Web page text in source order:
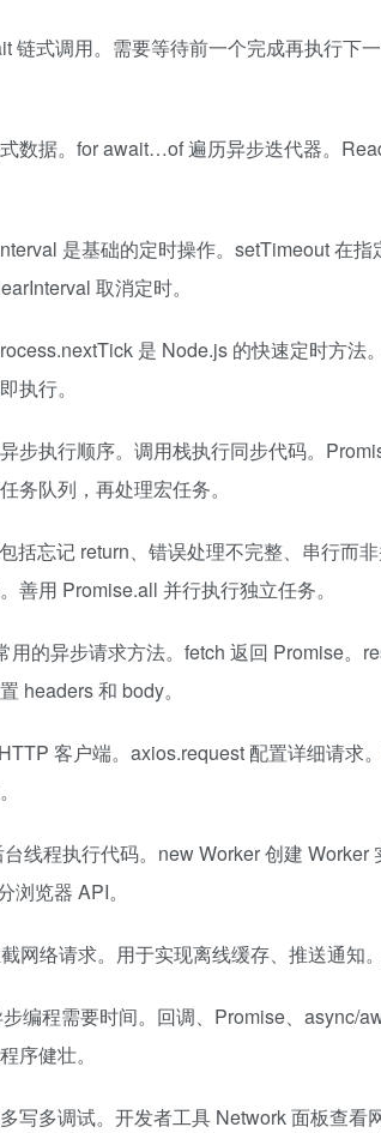
链式调用。需要等待前一个完成再执行下
数据。for await…of 遍历异步迭代器。
是基础的定时操作。setTimeout 在
取消定时。
是 Node.js 的快速定时方
执行。
步执行顺序。调用栈执行同步代码。
务队列，再处理宏任务。
括忘记 return、错误处理不完整、串行而
善用 Promise.all 并行执行独立任务。
用的异步请求方法。fetch 返回 Promise。
headers 和 body。
客户端。axios.request 配置详细请求
线程执行代码。new Worker 创建
浏览器 API。
网络请求。用于实现离线缓存、推送通知
编程需要时间。回调、Promise、async/
序健壮。
写多调试。开发者工具 Network 面板查